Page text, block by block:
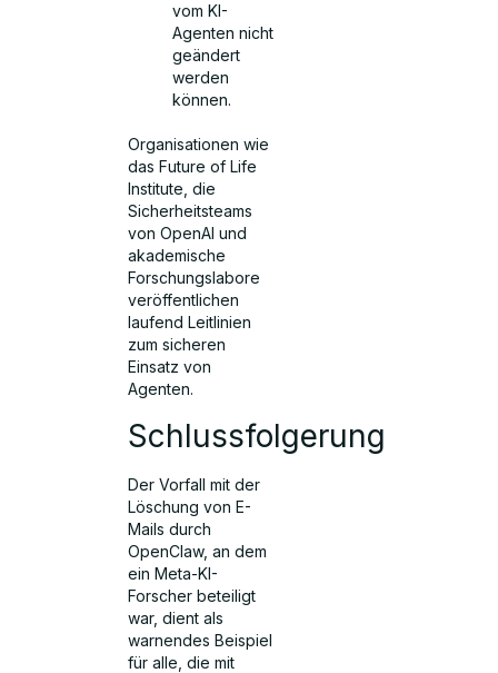
vom KI-
Agenten nicht
geändert
werden
können.
Organisationen wie
das Future of Life
Institute, die
Sicherheitsteams
von OpenAI und
akademische
Forschungslabore
veröffentlichen
laufend Leitlinien
zum sicheren
Einsatz von
Agenten.
Schlussfolgerung
Der Vorfall mit der
Löschung von E-
Mails durch
OpenClaw, an dem
ein Meta-KI-
Forscher beteiligt
war, dient als
warnendes Beispiel
für alle, die mit